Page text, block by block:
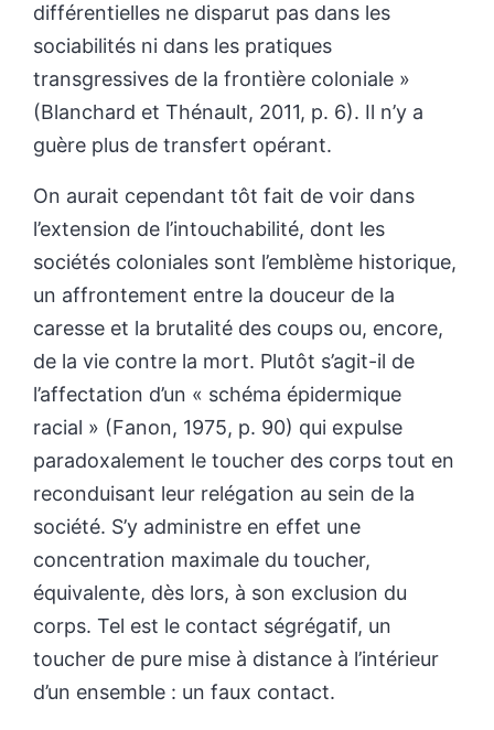
différentielles ne disparut pas dans les
sociabilités ni dans les pratiques
transgressives de la frontière coloniale »
(Blanchard et Thénault, 2011, p. 6). Il n’y a
guère plus de transfert opérant.
On aurait cependant tôt fait de voir dans
l’extension de l’intouchabilité, dont les
sociétés coloniales sont l’emblème historique,
un affrontement entre la douceur de la
caresse et la brutalité des coups ou, encore,
de la vie contre la mort. Plutôt s’agit-il de
l’affectation d’un « schéma épidermique
racial » (Fanon, 1975, p. 90) qui expulse
paradoxalement le toucher des corps tout en
reconduisant leur relégation au sein de la
société. S’y administre en effet une
concentration maximale du toucher,
équivalente, dès lors, à son exclusion du
corps. Tel est le contact ségrégatif, un
toucher de pure mise à distance à l’intérieur
d’un ensemble : un faux contact.